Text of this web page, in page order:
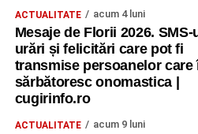
mulțumiri pentru colegii noștri,
țărilor participante și am realizat
Ne-am despărțit, dar nu ne-am
plecat cu promisiunea de a
împărtăși ceea ce am
experiența într-un impact real în
ACTUALITATE acum 4 luni
Mesaje de Florii 2026. SMS-
urări și felicitări care pot fi
transmise persoanelor care
sărbătoresc onomastica |
cugirinfo.ro
ACTUALITATE acum 9 luni